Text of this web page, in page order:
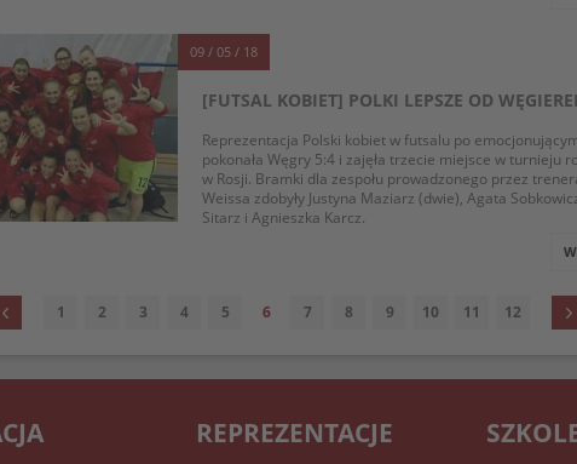
09 / 05 / 18
[FUTSAL KOBIET] POLKI LEPSZE OD
Reprezentacja Polski kobiet w futsalu po
pokonała Węgry 5:4 i zajęła trzecie miejsce w turnieju
w Rosji. Bramki dla zespołu prowadzonego przez
Weissa zdobyły Justyna Maziarz (dwie), Agata
Sitarz i Agnieszka Karcz.
1 2 3 4 5 6 7 8 9 10 11 12
REPREZENTACJE